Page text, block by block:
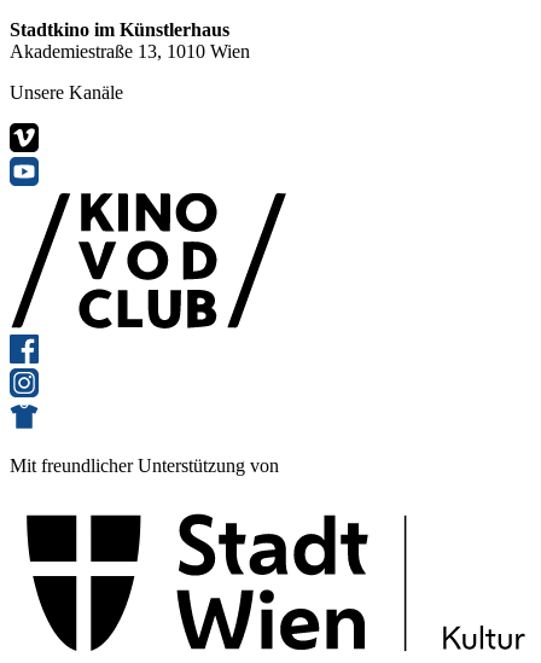
Stadtkino im Künstlerhaus
Akademiestraße 13, 1010 Wien
Unsere Kanäle
Mit freundlicher Unterstützung von